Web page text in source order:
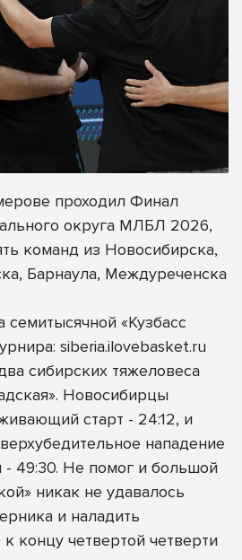
проходил Финал
округа МЛБЛ 2026,
команд из Новосибирска,
Барнаула, Междуреченска
семитысячной «Кузбасс
siberia.ilovebasket.ru
сибирских тяжеловеса
Новосибирцы
старт - 24:12, и
нападение
- 49:30. Не помог и большой
никак не удавалось
и наладить
концу четвертой четверти